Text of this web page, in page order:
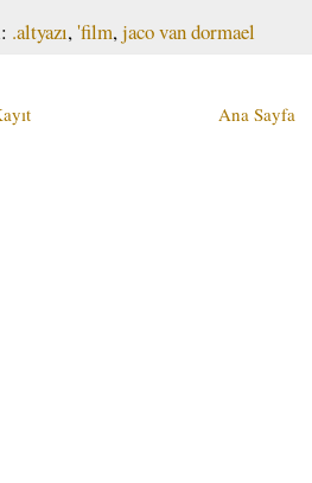
.altyazı,'film,jaco van dormael
Ana Sayfa